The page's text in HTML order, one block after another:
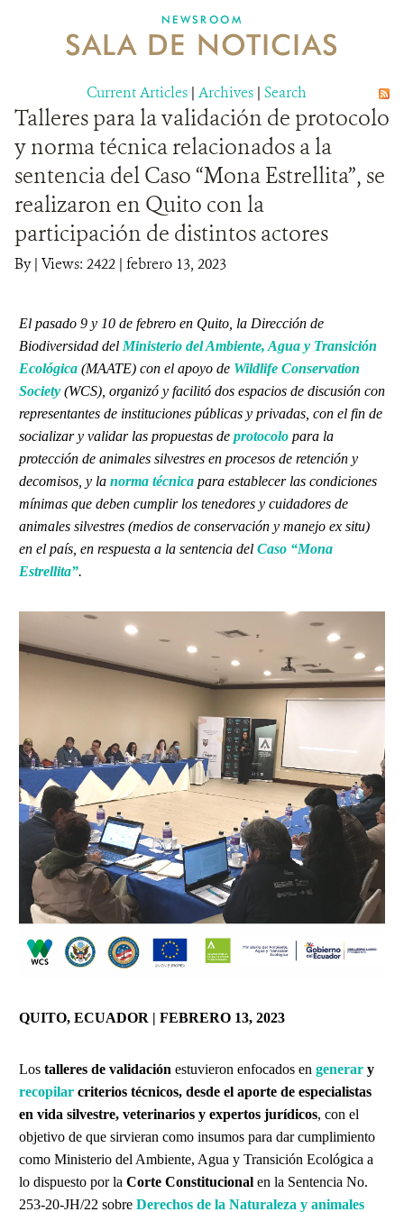
MECANISMO DE ATENCIÓN DE QUEJAS Y RECLAMOS
DONA
NEWSROOM
SALA DE NOTICIAS
Current Articles | Archives | Search
Talleres para la validación de protocolo
y norma técnica relacionados a la
sentencia del Caso “Mona Estrellita”, se
realizaron en Quito con la
participación de distintos actores
By| Views: 2422 | febrero 13, 2023
El pasado 9 y 10 de febrero en Quito, la Dirección de
Biodiversidad del Ministerio del Ambiente, Agua y Transición
Ecológica (MAATE) con el apoyo de Wildlife Conservation
Society (WCS), organizó y facilitó dos espacios de discusión con
representantes de instituciones públicas y privadas, con el fin de
socializar y validar las propuestas de protocolo para la
protección de animales silvestres en procesos de retención y
decomisos, y la norma técnica para establecer las condiciones
mínimas que deben cumplir los tenedores y cuidadores de
animales silvestres (medios de conservación y manejo ex situ)
en el país, en respuesta a la sentencia del Caso “Mona
Estrellita”.
QUITO, ECUADOR | FEBRERO 13, 2023
Los talleres de validación estuvieron enfocados en generar y
recopilar criterios técnicos, desde el aporte de especialistas
en vida silvestre, veterinarios y expertos jurídicos, con el
objetivo de que sirvieran como insumos para dar cumplimiento
como Ministerio del Ambiente, Agua y Transición Ecológica a
lo dispuesto por la Corte Constitucional en la Sentencia No.
253-20-JH/22 sobre Derechos de la Naturaleza y animales